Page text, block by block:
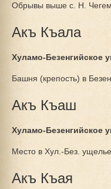
Обрывы выше с. Н. Чегем
Акъ Къала
Хуламо-Безенгийское
Башня (крепость) в
Акъ Къаш
Хуламо-Безенгийское
Место в Хул.-Без. ущелье.
Акъ Къая